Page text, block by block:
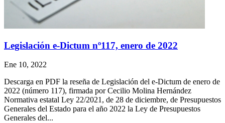
Legislación e-Dictum nº117, enero de 2022
Ene 10, 2022
Descarga en PDF la reseña de Legislación del e-Dictum de enero de
2022 (número 117), firmada por Cecilio Molina Hernández
Normativa estatal Ley 22/2021, de 28 de diciembre, de Presupuestos
Generales del Estado para el año 2022 la Ley de Presupuestos
Generales del...